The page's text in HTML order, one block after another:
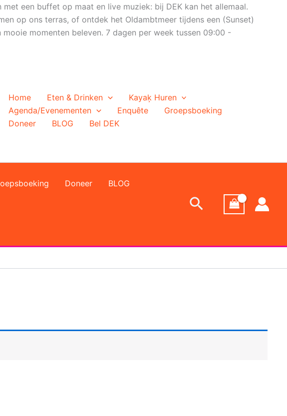
een buffet op maat en live muziek: bij DEK kan het allemaal.
op ons terras, of ontdek het Oldambtmeer tijdens een (Sunset)
momenten beleven. 7 dagen per week tussen 09:00 -
Home Eten & Drinken
Kayaķ Huren
Agenda/Evenementen
Enquête
Groepsboeking
Doneer
BLOG Bel DEK
Doneer BLOG
Zoeken